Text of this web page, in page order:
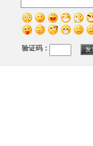
验证码：